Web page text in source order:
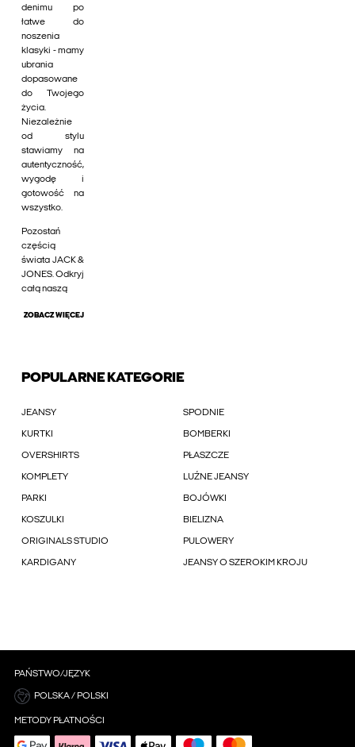
denimu po
łatwe do
noszenia
klasyki - mamy
ubrania
dopasowane
do Twojego
życia.
Niezależnie
od stylu
stawiamy na
autentyczność,
wygodę i
gotowość na
wszystko.
Pozostań
częścią
świata JACK &
JONES. Odkryj
całą naszą
ZOBACZ WIĘCEJ
POPULARNE KATEGORIE
JEANSY SPODNIE
KURTKI BOMBERKI
OVERSHIRTS PŁASZCZE
KOMPLETY LUŹNE JEANSY
PARKI BOJÓWKI
KOSZULKI BIELIZNA
ORIGINALS STUDIO PULOWERY
KARDIGANY JEANSY O SZEROKIM KROJU
PAŃSTWO/JĘZYK
POLSKA / POLSKI
METODY PŁATNOŚCI